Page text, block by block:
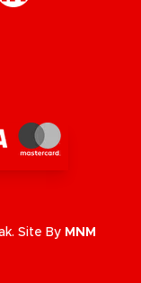
Site By MNM